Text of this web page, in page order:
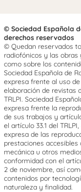
© Sociedad Española
derechos reservados
© Quedan reservados
radiofónicos y las
como sobre los
Sociedad Española de
expresa frente al uso
elaboración de revistas
TRLPI. Sociedad
expresa frente la
de sus trabajos y
el artículo 33.1 del
expresa de las
prestaciones
mecánica u otros
conformidad con el
2 de noviembre, así
contenidos por
naturaleza y finalidad.